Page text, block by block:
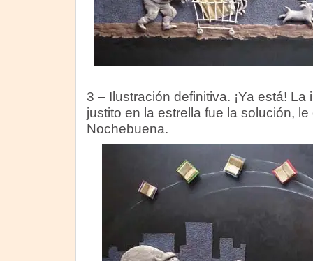
3 – Ilustración definitiva. ¡Ya está!
justito en la estrella fue la solución,
Nochebuena.